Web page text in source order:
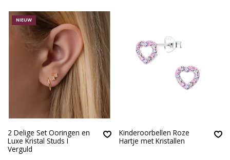
NIEUW
2 Delige Set Ooringen en
Luxe Kristal Studs I
Verguld
Kinderoorbellen Roze
Hartje met Kristallen